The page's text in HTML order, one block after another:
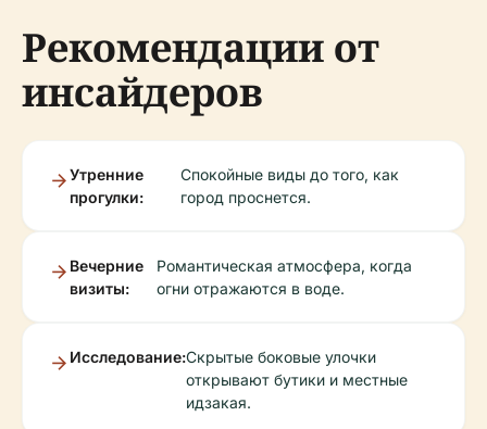
Рекомендации от
инсайдеров
Утренние
прогулки:
Спокойные виды до того, как
город проснется.
Вечерние
визиты:
Романтическая атмосфера, когда
огни отражаются в воде.
Исследование:Скрытые боковые улочки
открывают бутики и местные
идзакая.